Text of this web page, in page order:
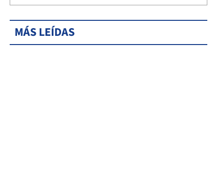
MÁS LEÍDAS